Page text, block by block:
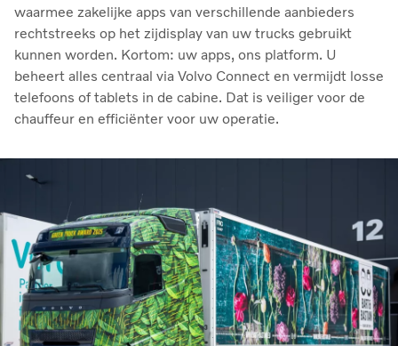
waarmee zakelijke apps van verschillende aanbieders
rechtstreeks op het zijdisplay van uw trucks gebruikt
kunnen worden. Kortom: uw apps, ons platform. U
beheert alles centraal via Volvo Connect en vermijdt losse
telefoons of tablets in de cabine. Dat is veiliger voor de
chauffeur en efficiënter voor uw operatie.